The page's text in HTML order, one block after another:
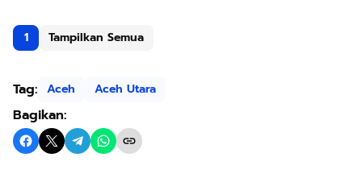
1 Tampilkan Semua
Tag: Aceh Aceh Utara
Bagikan: